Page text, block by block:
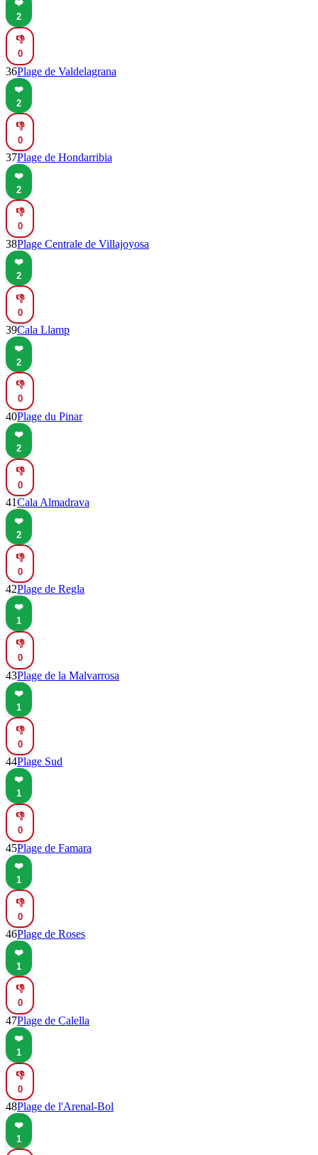
❤️
2
👎
0
36Plage de Valdelagrana
❤️
2
👎
0
37Plage de Hondarribia
❤️
2
👎
0
38Plage Centrale de Villajoyosa
❤️
2
👎
0
39Cala Llamp
❤️
2
👎
0
40Plage du Pinar
❤️
2
👎
0
41Cala Almadrava
❤️
2
👎
0
42Plage de Regla
❤️
1
👎
0
43Plage de la Malvarrosa
❤️
1
👎
0
44Plage Sud
❤️
1
👎
0
45Plage de Famara
❤️
1
👎
0
46Plage de Roses
❤️
1
👎
0
47Plage de Calella
❤️
1
👎
0
48Plage de l'Arenal-Bol
❤️
1